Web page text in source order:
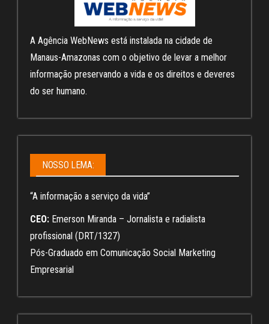
A Agência WebNews está instalada na cidade de
Manaus-Amazonas com o objetivo de levar a melhor
informação preservando a vida e os direitos e deveres
do ser humano.
NOSSO LEMA:
“A informação a serviço da vida”
CEO: Emerson Miranda – Jornalista e radialista
profissional (DRT/1327)
Pós-Graduado em Comunicação Social Marketing
Empresarial